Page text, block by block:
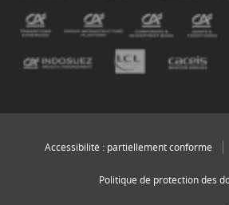
Accessibilité : partiellement conforme
Politique de protection des